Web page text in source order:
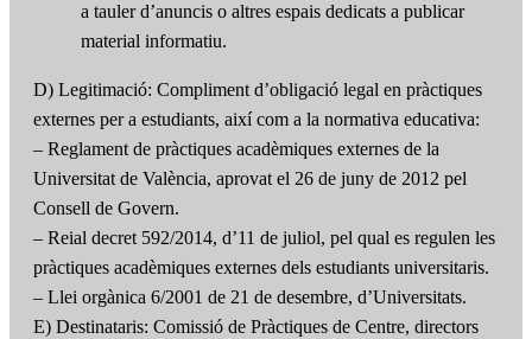
a tauler d’anuncis o altres espais dedicats a publicar
material informatiu.
D) Legitimació: Compliment d’obligació legal en pràctiques
externes per a estudiants, així com a la normativa educativa:
– Reglament de pràctiques acadèmiques externes de la
Universitat de València, aprovat el 26 de juny de 2012 pel
Consell de Govern.
– Reial decret 592/2014, d’11 de juliol, pel qual es regulen les
pràctiques acadèmiques externes dels estudiants universitaris.
– Llei orgànica 6/2001 de 21 de desembre, d’Universitats.
E) Destinataris: Comissió de Pràctiques de Centre, directors